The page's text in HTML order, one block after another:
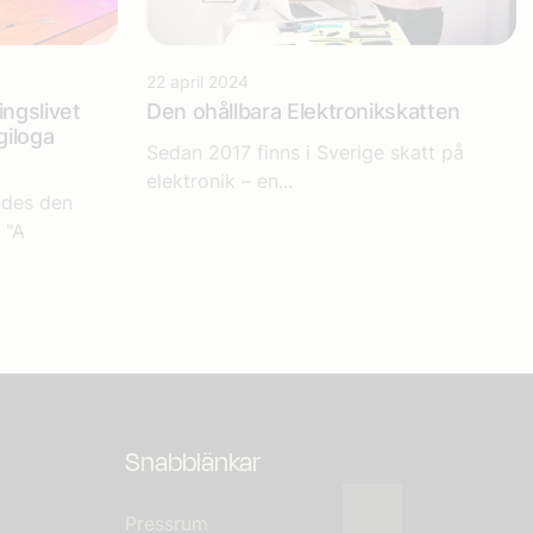
den
22 april 2024
Den ohållbara Elektronikskatten
Sedan 2017 finns i Sverige skatt på
elektronik – en...
Snabblänkar
Pressrum